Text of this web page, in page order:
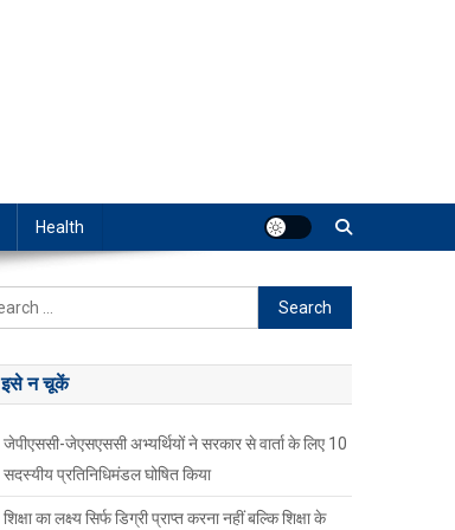
Health
Search
for:
इसे न चूकें
जेपीएससी-जेएसएससी अभ्यर्थियों ने सरकार से वार्ता के लिए 10
सदस्यीय प्रतिनिधिमंडल घोषित किया
शिक्षा का लक्ष्य सिर्फ डिग्री प्राप्त करना नहीं बल्कि शिक्षा के